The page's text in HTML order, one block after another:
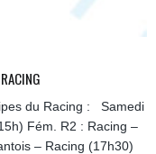
du Racing : Samedi
Fém. R2 : Racing –
– Racing (17h30)